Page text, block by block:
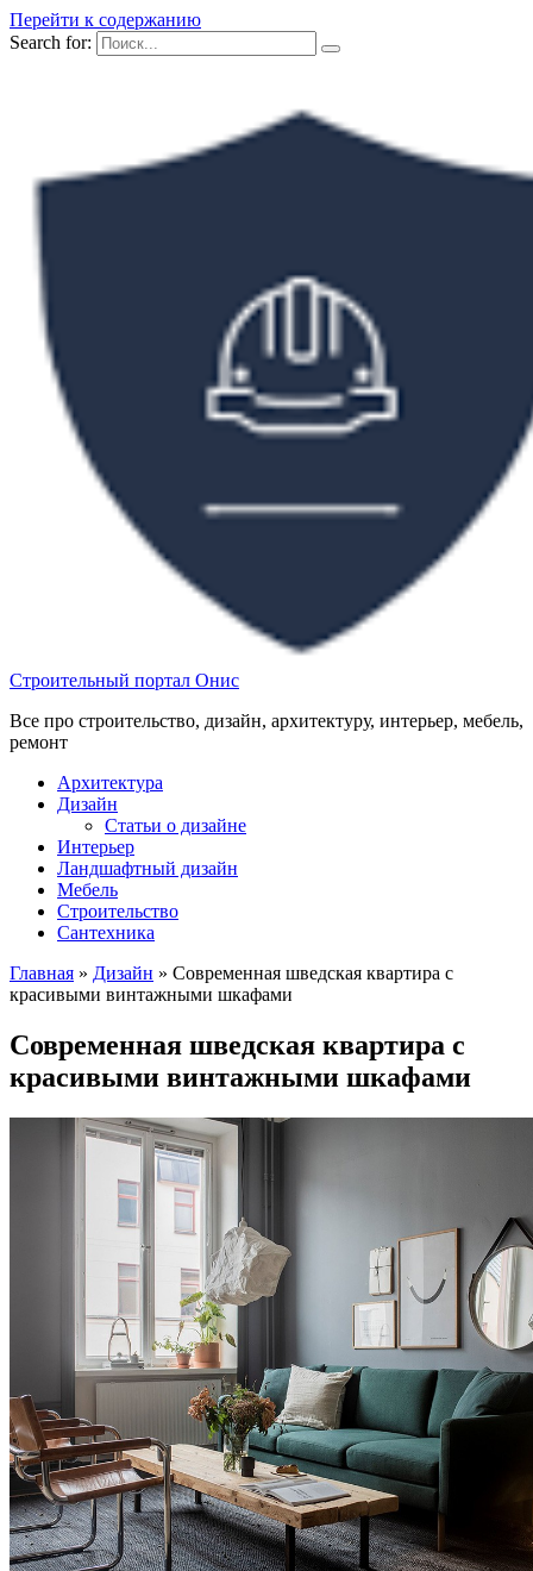
Перейти к содержанию
Search for:
Строительный портал Онис
Все про строительство, дизайн, архитектуру, интерьер, мебель,
ремонт
Архитектура
Дизайн
Статьи о дизайне
Интерьер
Ландшафтный дизайн
Мебель
Строительство
Сантехника
Главная » Дизайн » Современная шведская квартира с
красивыми винтажными шкафами
Современная шведская квартира с
красивыми винтажными шкафами